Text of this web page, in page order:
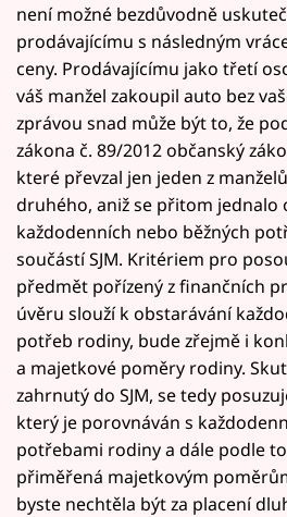
není možné bezdůvodně
prodávajícímu s následným
ceny. Prodávajícímu jako třetí
váš manžel zakoupil auto bez
zprávou snad může být to, že
zákona č. 89/2012 občanský
které převzal jen jeden z
druhého, aniž se přitom jednalo
každodenních nebo běžných
součástí SJM. Kritériem pro
předmět pořízený z finančních
úvěru slouží k obstarávání
potřeb rodiny, bude zřejmě i
a majetkové poměry rodiny.
zahrnutý do SJM, se tedy
který je porovnáván s
potřebami rodiny a dále podle
přiměřená majetkovým
byste nechtěla být za placení